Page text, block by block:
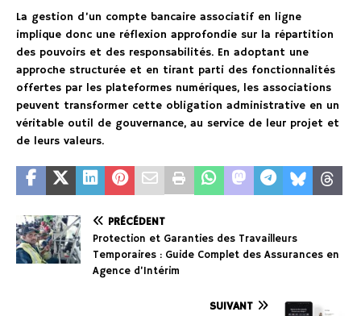
La gestion d’un compte bancaire associatif en ligne
implique donc une réflexion approfondie sur la répartition
des pouvoirs et des responsabilités. En adoptant une
approche structurée et en tirant parti des fonctionnalités
offertes par les plateformes numériques, les associations
peuvent transformer cette obligation administrative en un
véritable outil de gouvernance, au service de leur projet et
de leurs valeurs.
PRÉCÉDENT
Protection et Garanties des Travailleurs
Temporaires : Guide Complet des Assurances en
Agence d’Intérim
SUIVANT